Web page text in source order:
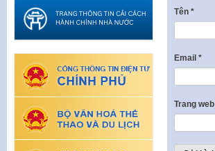
Tên *
Email *
Trang web